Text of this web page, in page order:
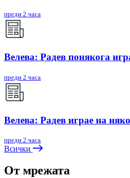
преди 2 часа
Велева: Радев понякога
преди 2 часа
Велева: Радев играе на
преди 2 часа
Всички
От мрежата